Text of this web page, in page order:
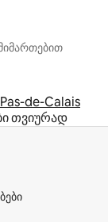
Pas-de-Calais
თვიურად